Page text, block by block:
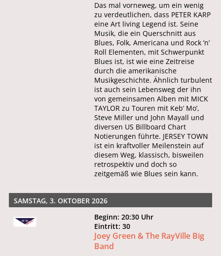
Das mal vorneweg, um ein wenig
zu verdeutlichen, dass PETER KARP
eine Art living Legend ist. Seine
Musik, die ein Querschnitt aus
Blues, Folk, Americana und Rock ’n’
Roll Elementen, mit Schwerpunkt
Blues ist, ist wie eine Zeitreise
durch die amerikanische
Musikgeschichte. Ähnlich turbulent
ist auch sein Lebensweg der ihn
von gemeinsamen Alben mit MICK
TAYLOR zu Touren mit Keb’ Mo’,
Steve Miller und John Mayall und
diversen US Billboard Chart
Notierungen führte. JERSEY TOWN
ist ein kraftvoller Meilenstein auf
diesem Weg, klassisch, bisweilen
retrospektiv und doch so
zeitgemäß wie Blues sein kann.
SAMSTAG, 3. OKTOBER 2026
Beginn: 20:30 Uhr
Eintritt: 30
Joey Green & The RayVille Big
Band